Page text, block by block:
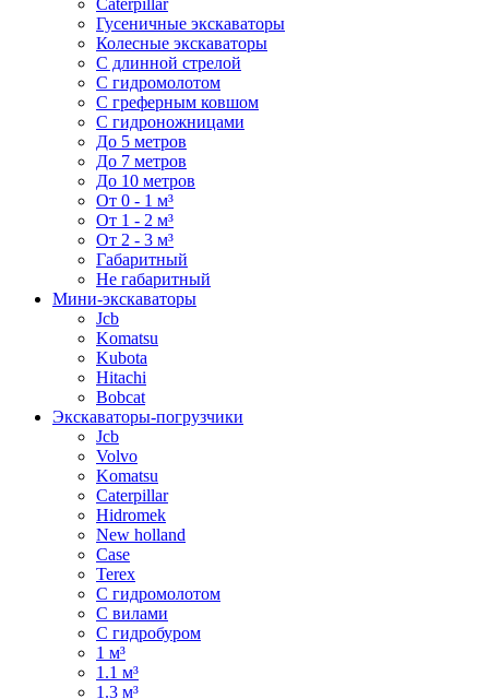
Caterpillar
Гусеничные экскаваторы
Колесные экскаваторы
С длинной стрелой
С гидромолотом
С греферным ковшом
С гидроножницами
До 5 метров
До 7 метров
До 10 метров
От 0 - 1 м³
От 1 - 2 м³
От 2 - 3 м³
Габаритный
Не габаритный
Мини-экскаваторы
Jcb
Komatsu
Kubota
Hitachi
Bobcat
Экскаваторы-погрузчики
Jcb
Volvo
Komatsu
Caterpillar
Hidromek
New holland
Case
Terex
С гидромолотом
С вилами
С гидробуром
1 м³
1.1 м³
1.3 м³